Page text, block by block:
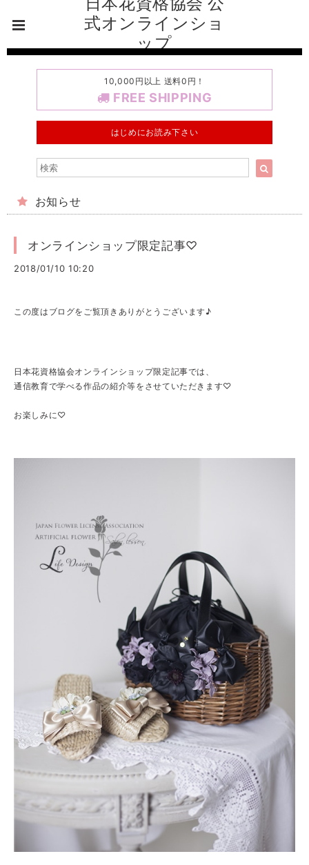
式オンラインショ
ップ
10,000円以上 送料0円！
FREE SHIPPING
はじめにお読み下さい
お知らせ
オンラインショップ限定記事♡
2018/01/10 10:20
この度はブログをご覧頂きありがとうございます♪
日本花資格協会オンラインショップ限定記事では、
通信教育で学べる作品の紹介等をさせていただきます♡
お楽しみに♡